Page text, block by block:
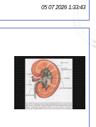
05 07 2026 1:33:43